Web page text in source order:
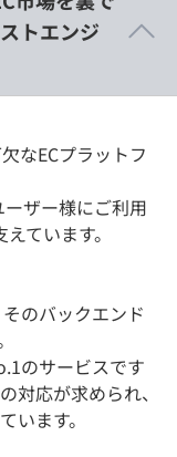
トエンジ
なECプラットフ
ザー様にご利用
ています。
のバックエンド
のサービスです
対応が求められ、
います。